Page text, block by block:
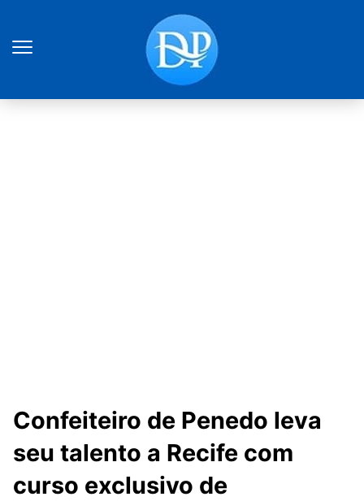
Confeiteiro de Penedo leva
seu talento a Recife com
curso exclusivo de